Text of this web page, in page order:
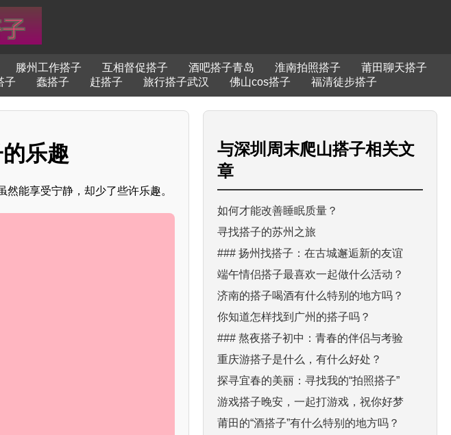
滕州工作搭子 互相督促搭子 酒吧搭子青岛 淮南拍照搭子
莆田聊天搭子
子 蠢搭子 赶搭子 旅行搭子武汉 佛山cos搭子 福清徒步搭子
乐趣
能享受宁静，却少了些许乐趣。
与深圳周末爬山搭子相关文
章
如何才能改善睡眠质量？
寻找搭子的苏州之旅
### 扬州找搭子：在古城邂逅新的友谊
端午情侣搭子最喜欢一起做什么活动？
济南的搭子喝酒有什么特别的地方吗？
你知道怎样找到广州的搭子吗？
### 熬夜搭子初中：青春的伴侣与考验
重庆游搭子是什么，有什么好处？
探寻宜春的美丽：寻找我的“拍照搭子”
游戏搭子晚安，一起打游戏，祝你好梦
莆田的“酒搭子”有什么特别的地方吗？